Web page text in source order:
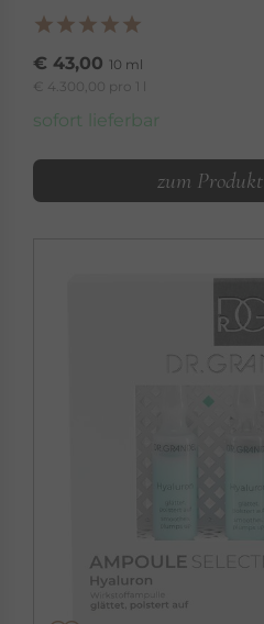
€ 43,00 10 ml
€ 4.300,00 pro 1 l
sofort lieferbar
zum Produkt